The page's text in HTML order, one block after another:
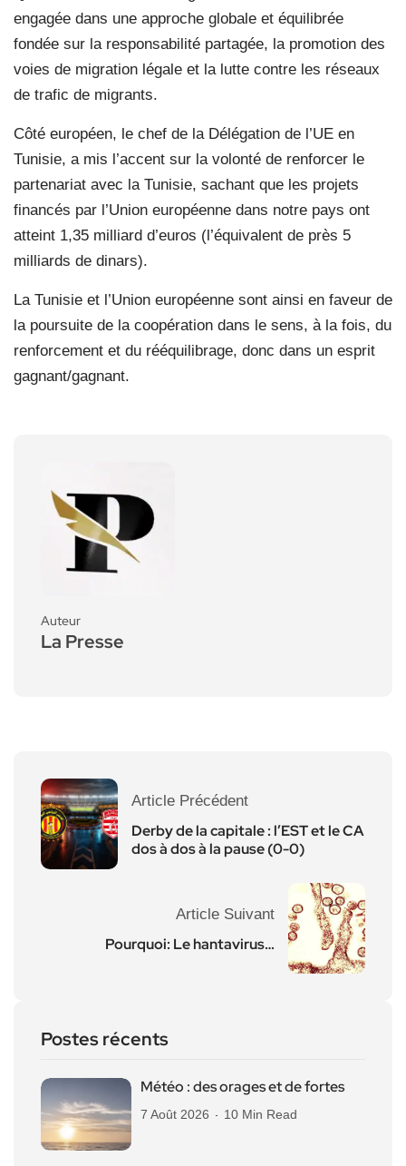
engagée dans une approche globale et équilibrée
fondée sur la responsabilité partagée, la promotion des
voies de migration légale et la lutte contre les réseaux
de trafic de migrants.
Côté européen, le chef de la Délégation de l’UE en
Tunisie, a mis l’accent sur la volonté de renforcer le
partenariat avec la Tunisie, sachant que les projets
financés par l’Union européenne dans notre pays ont
atteint 1,35 milliard d’euros (l’équivalent de près 5
milliards de dinars).
La Tunisie et l’Union européenne sont ainsi en faveur de
la poursuite de la coopération dans le sens, à la fois, du
renforcement et du rééquilibrage, donc dans un esprit
gagnant/gagnant.
Auteur
La Presse
Article Précédent
Derby de la capitale : l’EST et le CA
dos à dos à la pause (0-0)
Article Suivant
Pourquoi: Le hantavirus…
Postes récents
Météo : des orages et de fortes
7 Août 2026 10 Min Read